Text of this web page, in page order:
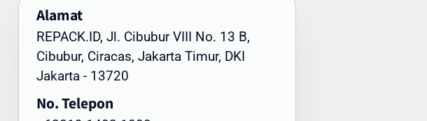
Layanan Dokumen Intrasia.id:
Pengiriman express prioritas
Pelacakan end-to-end
Kemasan khusus tahan air
Penanganan oleh staf terlatih
Alamat
REPACK.ID, Jl. Cibubur VIII No. 13 B,
Cibubur, Ciracas, Jakarta Timur, DKI
Jakarta - 13720
No. Telepon